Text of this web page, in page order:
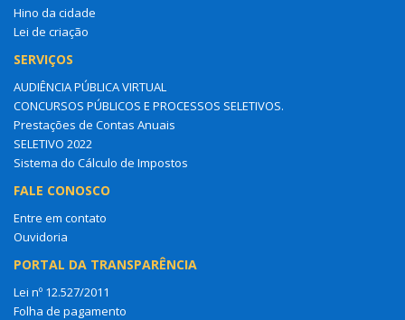
Hino da cidade
Lei de criação
SERVIÇOS
AUDIÊNCIA PÚBLICA VIRTUAL
CONCURSOS PÚBLICOS E PROCESSOS SELETIVOS.
Prestações de Contas Anuais
SELETIVO 2022
Sistema do Cálculo de Impostos
FALE CONOSCO
Entre em contato
Ouvidoria
PORTAL DA TRANSPARÊNCIA
Lei nº 12.527/2011
Folha de pagamento